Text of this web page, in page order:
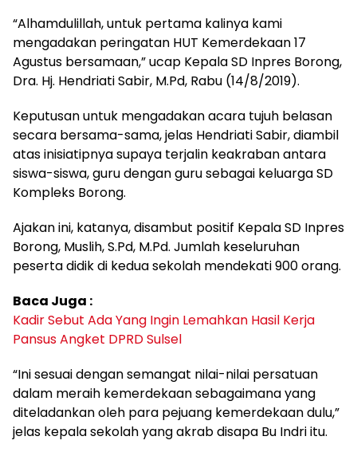
“Alhamdulillah, untuk pertama kalinya kami
mengadakan peringatan HUT Kemerdekaan 17
Agustus bersamaan,” ucap Kepala SD Inpres Borong,
Dra. Hj. Hendriati Sabir, M.Pd, Rabu (14/8/2019).
Keputusan untuk mengadakan acara tujuh belasan
secara bersama-sama, jelas Hendriati Sabir, diambil
atas inisiatipnya supaya terjalin keakraban antara
siswa-siswa, guru dengan guru sebagai keluarga SD
Kompleks Borong.
Ajakan ini, katanya, disambut positif Kepala SD Inpres
Borong, Muslih, S.Pd, M.Pd. Jumlah keseluruhan
peserta didik di kedua sekolah mendekati 900 orang.
Baca Juga :
Kadir Sebut Ada Yang Ingin Lemahkan Hasil Kerja
Pansus Angket DPRD Sulsel
“Ini sesuai dengan semangat nilai-nilai persatuan
dalam meraih kemerdekaan sebagaimana yang
diteladankan oleh para pejuang kemerdekaan dulu,”
jelas kepala sekolah yang akrab disapa Bu Indri itu.